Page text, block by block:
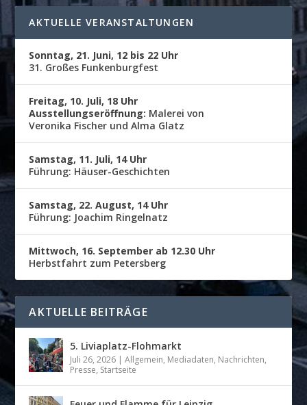
AKTUELLE VERANSTALTUNGEN
Sonntag, 21. Juni, 12 bis 22 Uhr
31. Großes Funkenburgfest
Freitag, 10. Juli, 18 Uhr
Ausstellungseröffnung: Malerei von
Veronika Fischer und Alma Glatz
Samstag, 11. Juli, 14 Uhr
Führung: Häuser-Geschichten
Samstag, 22. August, 14 Uhr
Führung: Joachim Ringelnatz
Mittwoch, 16. September ab 12.30 Uhr
Herbstfahrt zum Petersberg
AKTUELLE BEITRÄGE
5. Liviaplatz-Flohmarkt
Juli 26, 2026 |Allgemein, Mediadaten, Nachrichten,
Presse, Startseite